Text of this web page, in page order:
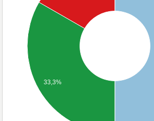
33,3%